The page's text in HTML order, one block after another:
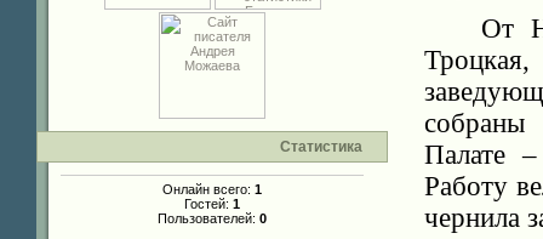
Статистика
Онлайн всего: 1
Гостей: 1
Пользователей: 0
От
собраны
Палате
Работу
чернила